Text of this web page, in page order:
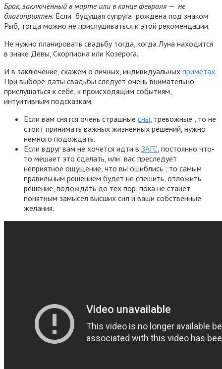
Брак, заключённый в марте или в конце февраля — не
благоприятен. Если будущая супруга рождена под знаком
Рыб, тогда можно не прислушиваться к этой рекомендации.
Не нужно планировать свадьбу тогда, когда Луна находится
в знаке Девы, Скорпиона или Козерога.
И в заключение, скажем о личных, индивидуальных приметах.
При выборе даты свадьбы следует очень внимательно
прислушаться к себе, к происходящим событиям,
интуитивным подсказкам.
Если вам снятся очень страшные сны , тревожные , то не
стоит принимать важных жизненных решений, нужно
немного подождать.
Если вдруг вам не хочется идти в ЗАГС , постоянно что-
то мешает это сделать, или вас преследует
неприятное ощущение, что вы ошиблись ; то самым
правильным решением будет не спешить, отложить
решение, подождать до тех пор, пока не станет
понятным замысел высших сил и ваши собственные
желания.